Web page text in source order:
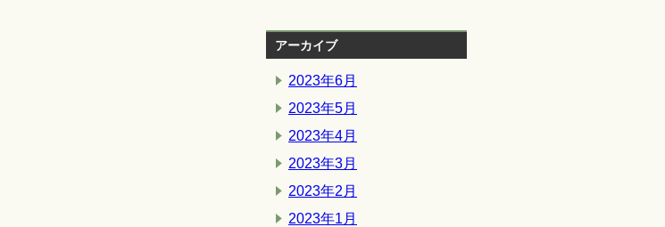
アーカイブ
2023年6月
2023年5月
2023年4月
2023年3月
2023年2月
2023年1月